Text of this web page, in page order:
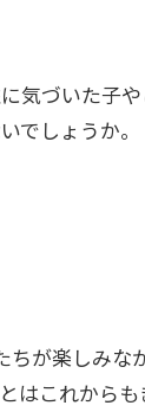
気づいた子
でしょうか。
ちが楽しみ
はこれから